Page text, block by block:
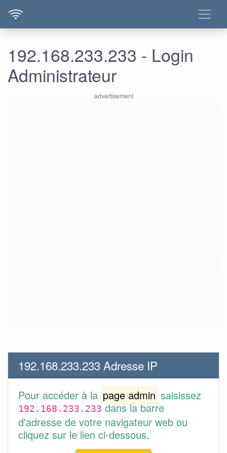
192.168.233.233 - Login
Administrateur
192.168.233.233 Adresse IP
Pour accéder à la page admin saisissez
192.168.233.233dans la barre
d'adresse de votre navigateur web ou
cliquez sur le lien ci-dessous.